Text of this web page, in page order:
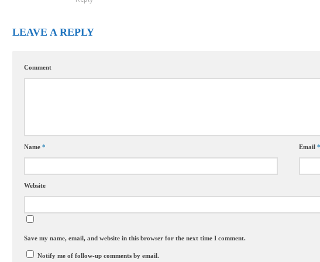
LEAVE A REPLY
Comment
Name * Email
Website
Save my name, email, and website in this browser for the next time I comment.
Notify me of follow-up comments by email.